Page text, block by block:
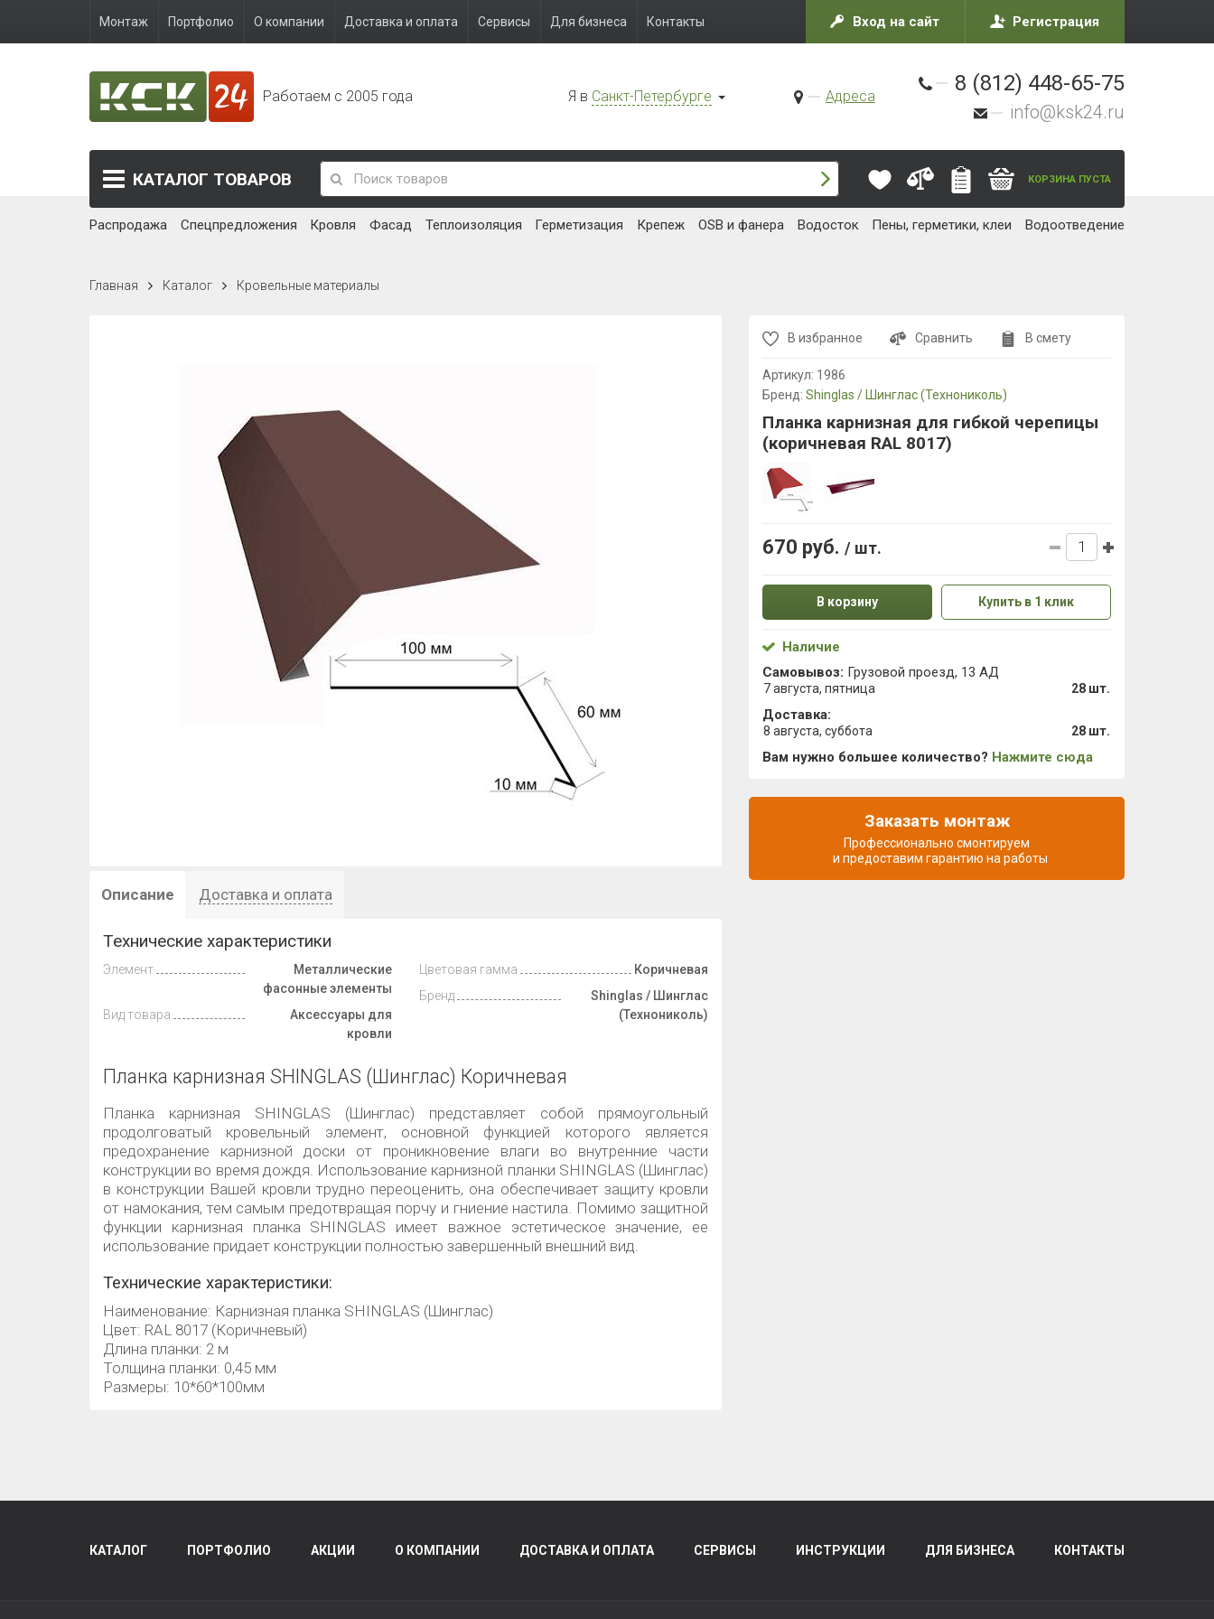
Монтаж Портфолио О компании Доставка и оплата Сервисы Для бизнеса Контакты Вход на сайт Регистрация
Работаем с 2005 года Я в Санкт-Петербурге Адреса
8 (812) 448-65-75
info@ksk24.ru
КАТАЛОГ ТОВАРОВ КОРЗИНА ПУСТА
Распродажа Спецпредложения Кровля Фасад Теплоизоляция Герметизация Крепеж OSB и фанера Водосток Пены, герметики, клеи Водоотведение
Главная Каталог Кровельные материалы
Описание Доставка и оплата
Технические характеристики
Элемент
Металлические
фасонные элементы
Вид товара
Аксессуары для
кровли
Цветовая гамма
Коричневая
Бренд
Shinglas / Шинглас
(Технониколь)
Планка карнизная SHINGLAS (Шинглас) Коричневая
Планка карнизная SHINGLAS (Шинглас) представляет собой прямоугольный
продолговатый кровельный элемент, основной функцией которого является
предохранение карнизной доски от проникновение влаги во внутренние части
конструкции во время дождя. Использование карнизной планки SHINGLAS (Шинглас)
в конструкции Вашей кровли трудно переоценить, она обеспечивает защиту кровли
от намокания, тем самым предотвращая порчу и гниение настила. Помимо защитной
функции карнизная планка SHINGLAS имеет важное эстетическое значение, ее
использование придает конструкции полностью завершенный внешний вид.
Технические характеристики:
Наименование: Карнизная планка SHINGLAS (Шинглас)
Цвет: RAL 8017 (Коричневый)
Длина планки: 2 м
Толщина планки: 0,45 мм
Размеры: 10*60*100мм
В избранное Сравнить В смету
Артикул: 1986
Бренд: Shinglas / Шинглас (Технониколь)
Планка карнизная для гибкой черепицы
(коричневая RAL 8017)
670 руб. / шт.
В корзину Купить в 1 клик
Наличие
Самовывоз: Грузовой проезд, 13 АД
7 августа, пятница 28 шт.
Доставка:
8 августа, суббота 28 шт.
Вам нужно большее количество? Нажмите сюда
Заказать монтаж
Профессионально смонтируем
и предоставим гарантию на работы
КАТАЛОГ ПОРТФОЛИО АКЦИИ О КОМПАНИИ ДОСТАВКА И ОПЛАТА СЕРВИСЫ ИНСТРУКЦИИ ДЛЯ БИЗНЕСА КОНТАКТЫ